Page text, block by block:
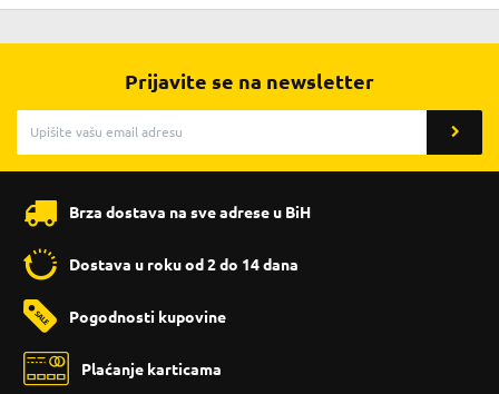
Prijavite se na newsletter
Brza dostava na sve adrese u BiH
Dostava u roku od 2 do 14 dana
Pogodnosti kupovine
Plaćanje karticama